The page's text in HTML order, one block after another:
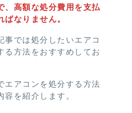
、高額な処分費用を支払
ばなりません。
事では処分したいエアコ
る方法をおすすめしてお
エアコンを処分する方法
容を紹介します。